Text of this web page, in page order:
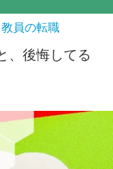
教員の転職
、後悔してる